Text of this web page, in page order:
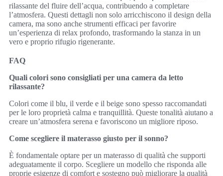
rilassante del fluire dell’acqua, contribuendo a completare
l’atmosfera. Questi dettagli non solo arricchiscono il design della
camera, ma sono anche strumenti efficaci per favorire
un’esperienza di relax profondo, trasformando la stanza in un
vero e proprio rifugio rigenerante.
FAQ
Quali colori sono consigliati per una camera da letto
rilassante?
Colori come il blu, il verde e il beige sono spesso raccomandati
per le loro proprietà calma e tranquillità. Queste tonalità aiutano a
creare un’atmosfera serena e favoriscono un migliore riposo.
Come scegliere il materasso giusto per il sonno?
È fondamentale optare per un materasso di qualità che supporti
adeguatamente il corpo. Scegliere un modello che risponda alle
proprie esigenze di comfort e sostegno può migliorare la qualità